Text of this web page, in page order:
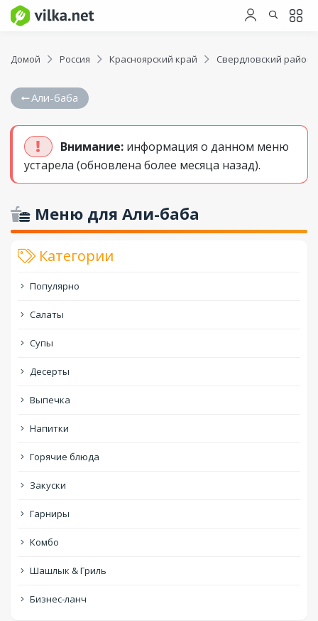
Домой Россия Красноярский край Свердловский район
Али-баба
Внимание: информация о данном меню
устарела (обновлена более месяца назад).
Меню для Али-баба
Категории
Популярно
Салаты
Супы
Десерты
Выпечка
Напитки
Горячие блюда
Закуски
Гарниры
Комбо
Шашлык & Гриль
Бизнес-ланч